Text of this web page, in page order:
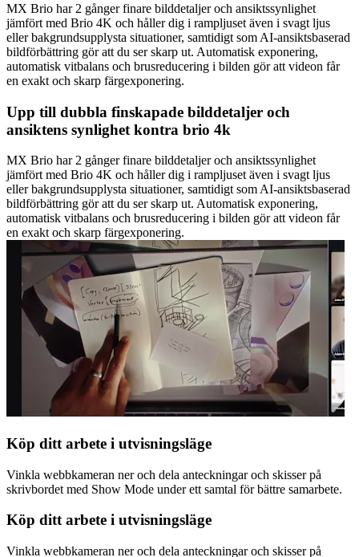
MX Brio har 2 gånger finare bilddetaljer och ansiktssynlighet
jämfört med Brio 4K och håller dig i rampljuset även i svagt ljus
eller bakgrundsupplysta situationer, samtidigt som AI-ansiktsbaserad
bildförbättring gör att du ser skarp ut. Automatisk exponering,
automatisk vitbalans och brusreducering i bilden gör att videon får
en exakt och skarp färgexponering.
Upp till dubbla finskapade bilddetaljer och
ansiktens synlighet kontra brio 4k
MX Brio har 2 gånger finare bilddetaljer och ansiktssynlighet
jämfört med Brio 4K och håller dig i rampljuset även i svagt ljus
eller bakgrundsupplysta situationer, samtidigt som AI-ansiktsbaserad
bildförbättring gör att du ser skarp ut. Automatisk exponering,
automatisk vitbalans och brusreducering i bilden gör att videon får
en exakt och skarp färgexponering.
Köp ditt arbete i utvisningsläge
Vinkla webbkameran ner och dela anteckningar och skisser på
skrivbordet med Show Mode under ett samtal för bättre samarbete.
Köp ditt arbete i utvisningsläge
Vinkla webbkameran ner och dela anteckningar och skisser på